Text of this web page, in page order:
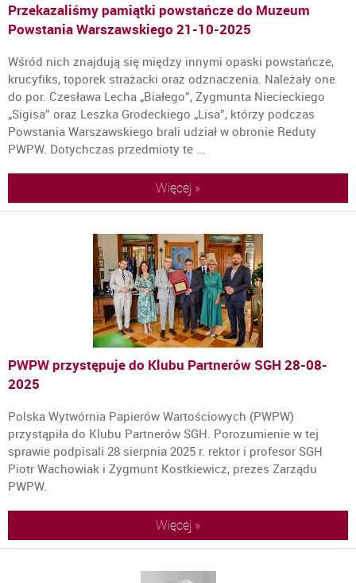
Przekazaliśmy pamiątki powstańcze do Muzeum
Powstania Warszawskiego 21-10-2025
Wśród nich znajdują się między innymi opaski powstańcze,
krucyfiks, toporek strażacki oraz odznaczenia. Należały one
do por. Czesława Lecha „Białego”, Zygmunta Niecieckiego
„Sigisa” oraz Leszka Grodeckiego „Lisa”, którzy podczas
Powstania Warszawskiego brali udział w obronie Reduty
PWPW. Dotychczas przedmioty te ...
Więcej »
PWPW przystępuje do Klubu Partnerów SGH 28-08-
2025
Polska Wytwórnia Papierów Wartościowych (PWPW)
przystąpiła do Klubu Partnerów SGH. Porozumienie w tej
sprawie podpisali 28 sierpnia 2025 r. rektor i profesor SGH
Piotr Wachowiak i Zygmunt Kostkiewicz, prezes Zarządu
PWPW.
Więcej »